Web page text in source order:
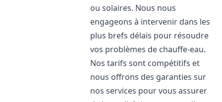
ou solaires. Nous nous
engageons à intervenir dans les
plus brefs délais pour résoudre
vos problèmes de chauffe-eau.
Nos tarifs sont compétitifs et
nous offrons des garanties sur
nos services pour vous assurer